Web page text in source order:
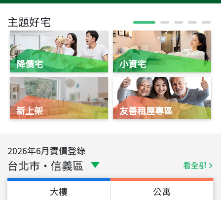
主題好宅
降價宅
新上架
小資宅
友善租屋專區
2026年6月實價登錄
台北市 ・ 信義區 看全部
大樓 公寓